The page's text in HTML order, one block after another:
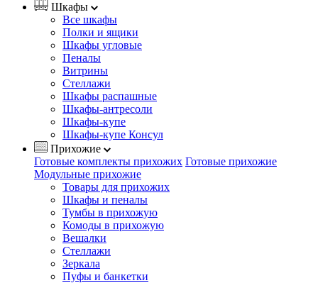
Шкафы
Все шкафы
Полки и ящики
Шкафы угловые
Пеналы
Витрины
Стеллажи
Шкафы распашные
Шкафы-антресоли
Шкафы-купе
Шкафы-купе Консул
Прихожие
Готовые комплекты прихожих Готовые прихожие
Модульные прихожие
Товары для прихожих
Шкафы и пеналы
Тумбы в прихожую
Комоды в прихожую
Вешалки
Стеллажи
Зеркала
Пуфы и банкетки